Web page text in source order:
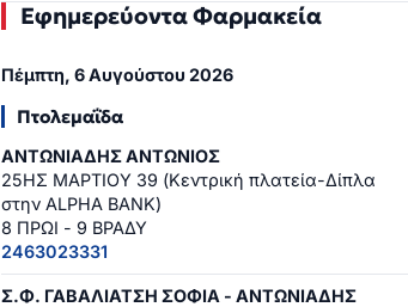
Εφημερεύοντα Φαρμακεία
Πέμπτη, 6 Αυγούστου 2026
Πτολεμαΐδα
ΑΝΤΩΝΙΑΔΗΣ ΑΝΤΩΝΙΟΣ
25ΗΣ ΜΑΡΤΙΟΥ 39 (Κεντρική πλατεία-Δίπλα
στην ALPHA BANK)
8 ΠΡΩΙ - 9 ΒΡΑΔΥ
2463023331
Σ.Φ. ΓΑΒΑΛΙΑΤΣΗ ΣΟΦΙΑ - ΑΝΤΩΝΙΑΔΗΣ